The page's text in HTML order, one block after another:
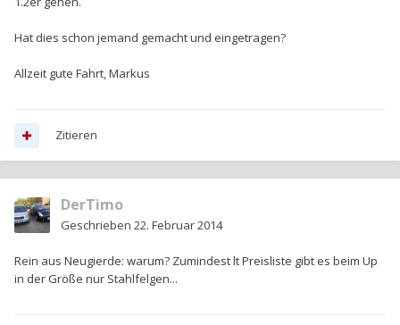
Hat dies schon jemand gemacht und eingetragen?
Allzeit gute Fahrt, Markus
Zitieren
DerTimo
Geschrieben 22. Februar 2014
Rein aus Neugierde: warum? Zumindest lt Preisliste gibt es beim Up
in der Größe nur Stahlfelgen...